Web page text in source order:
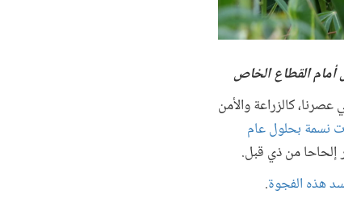
أمام القطاع الخاص
كالزراعة والأمن
نسمة بحلول عام
إلحاحا من ذي قبل.
.